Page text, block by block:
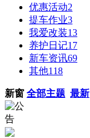
优惠活动2
提车作业3
我爱改装13
养护日记17
新车资讯69
其他118
新窗 全部主题 最新